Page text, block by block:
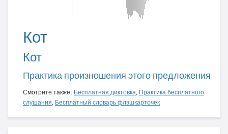
Кот
Кот
Практика произношения этого предложения
Смотрите также: Бесплатная диктовка, Практика бесплатного
слушания, Бесплатный словарь флэшкарточек